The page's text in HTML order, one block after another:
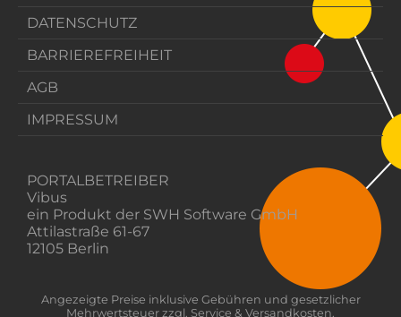
DATENSCHUTZ
BARRIEREFREIHEIT
AGB
IMPRESSUM
PORTALBETREIBER
Vibus
ein Produkt der SWH Software GmbH
Attilastraße 61-67
12105 Berlin
Angezeigte Preise inklusive Gebühren und gesetzlicher
Mehrwertsteuer zzgl. Service & Versandkosten.